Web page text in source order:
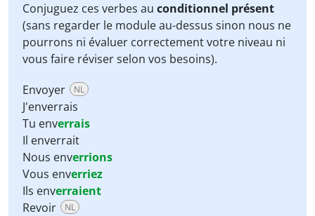
Conjuguez ces verbes au conditionnel présent
(sans regarder le module au-dessus sinon nous ne
pourrons ni évaluer correctement votre niveau ni
vous faire réviser selon vos besoins).
Envoyer
NL
J'enverrais
Tu enverrais
Il enverrait
Nous enverrions
Vous enverriez
Ils enverraient
Revoir
NL